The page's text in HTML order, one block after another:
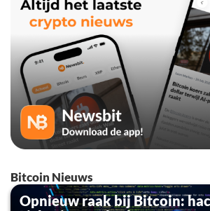
Bitcoin Nieuws
Opnieuw raak bij Bitcoin: